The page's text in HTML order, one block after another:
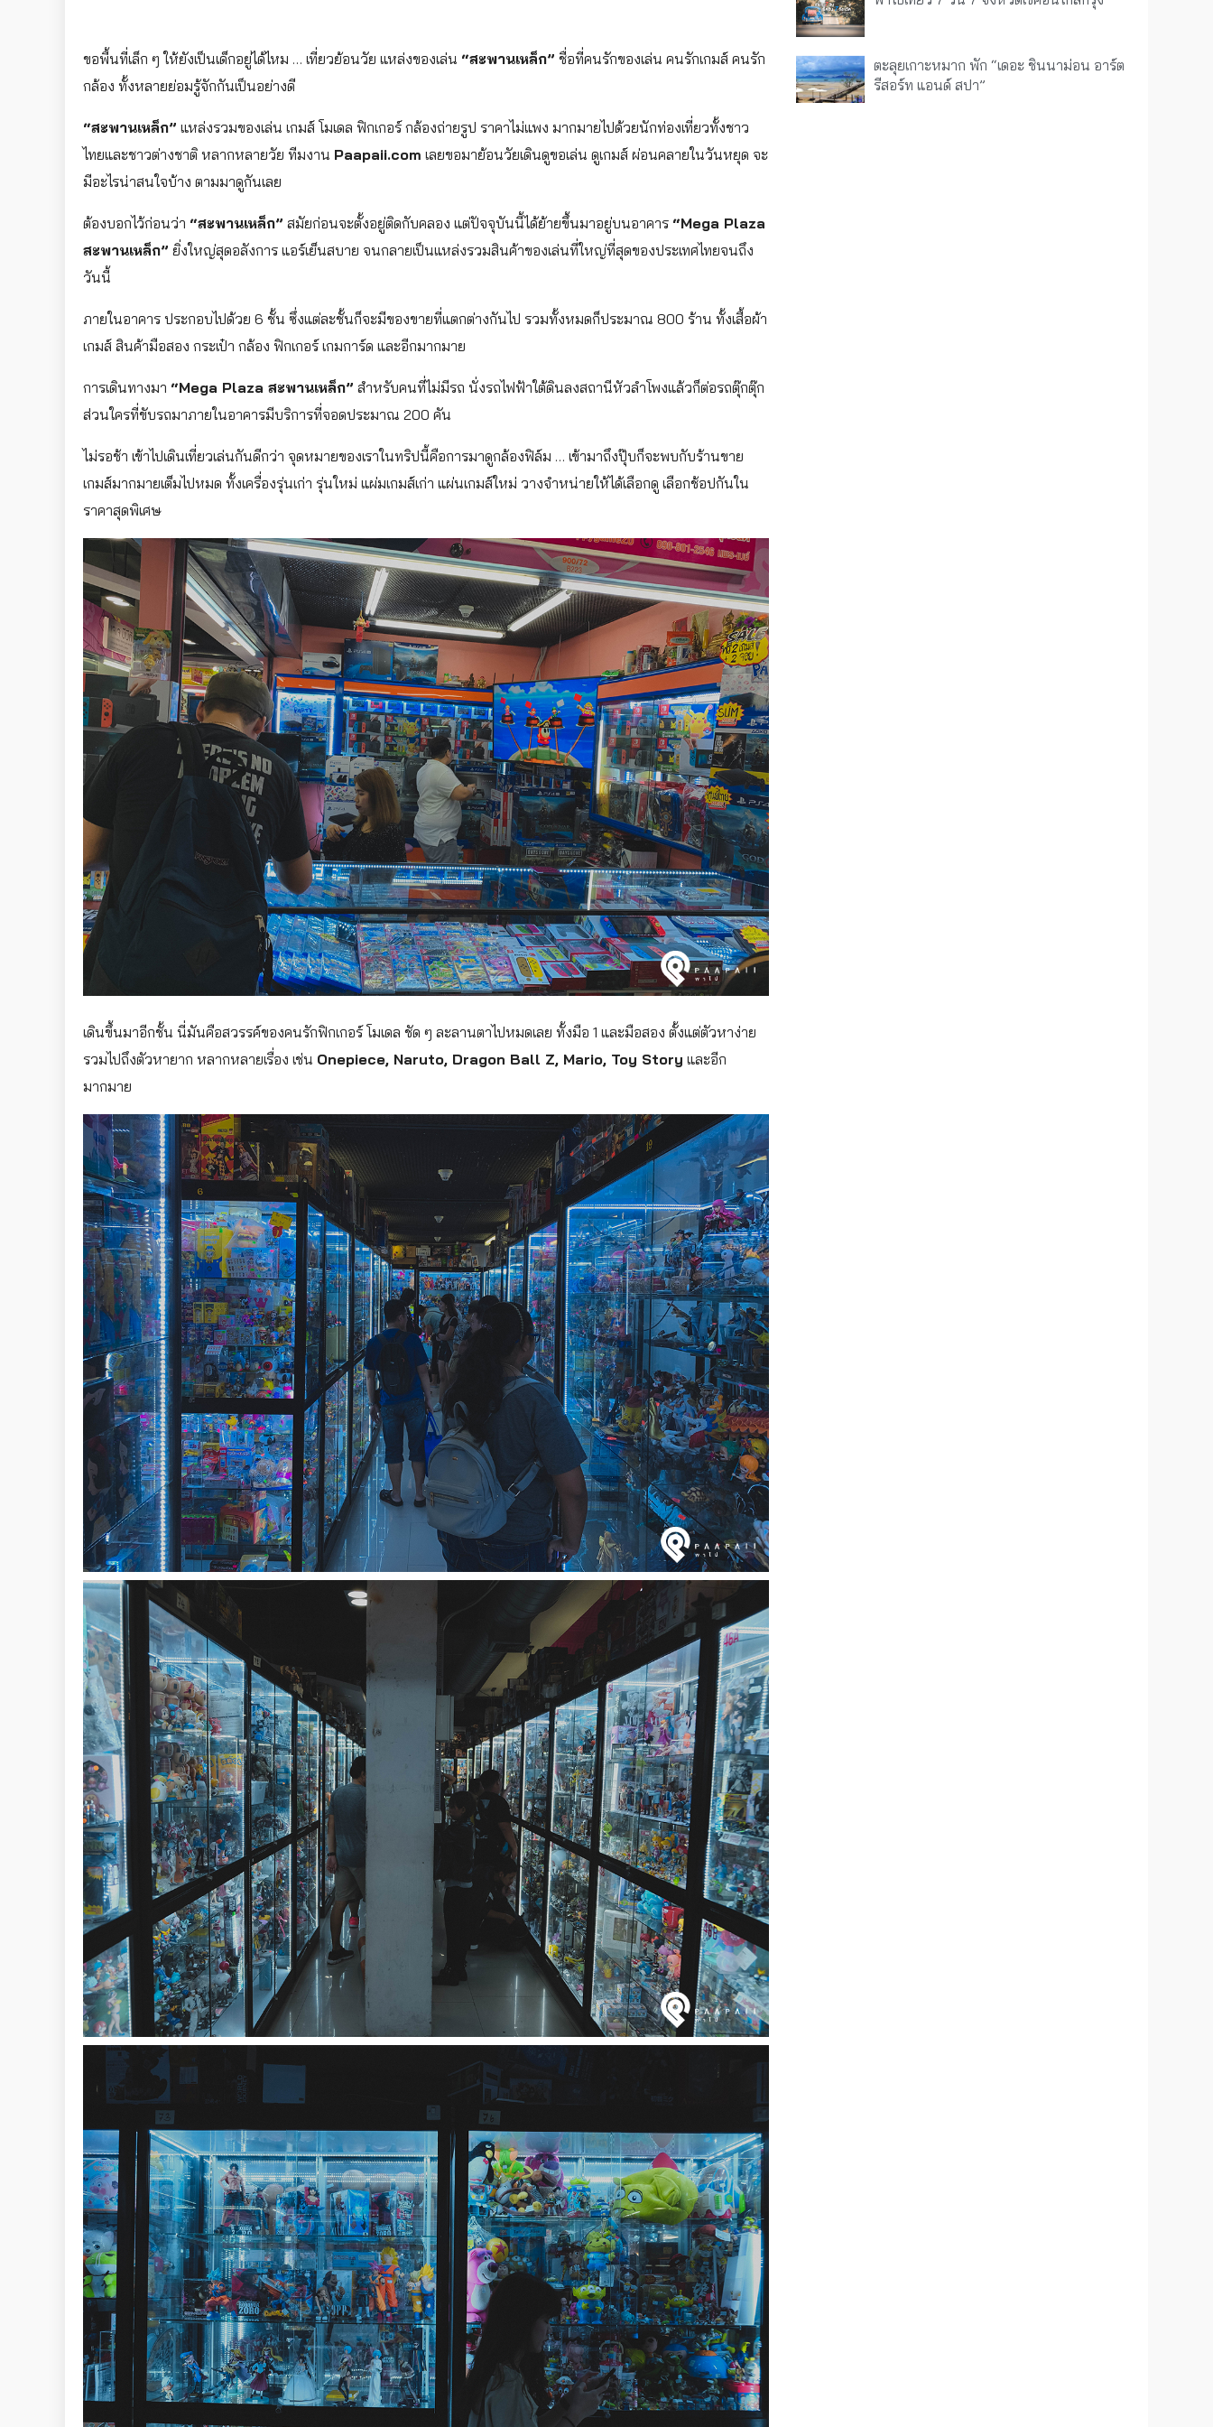
ขอพื้นที่เล็ก ๆ ให้ยังเป็นเด็กอยู่ได้ไหม … เที่ยวย้อนวัย แหล่งของเล่น “สะพานเหล็ก” ชื่อที่คนรักของเล่น คนรักเกมส์ คนรัก
กล้อง ทั้งหลายย่อมรู้จักกันเป็นอย่างดี
“สะพานเหล็ก” แหล่งรวมของเล่น เกมส์ โมเดล ฟิกเกอร์ กล้องถ่ายรูป ราคาไม่แพง มากมายไปด้วยนักท่องเที่ยวทั้งชาว
ไทยและชาวต่างชาติ หลากหลายวัย ทีมงาน Paapaii.com เลยขอมาย้อนวัยเดินดูขอเล่น ดูเกมส์ ผ่อนคลายในวันหยุด จะ
มีอะไรน่าสนใจบ้าง ตามมาดูกันเลย
ต้องบอกไว้ก่อนว่า “สะพานเหล็ก” สมัยก่อนจะตั้งอยู่ติดกับคลอง แต่ปัจจุบันนี้ได้ย้ายขึ้นมาอยู่บนอาคาร “Mega Plaza
สะพานเหล็ก” ยิ่งใหญ่สุดอลังการ แอร์เย็นสบาย จนกลายเป็นแหล่งรวมสินค้าของเล่นที่ใหญ่ที่สุดของประเทศไทยจนถึง
วันนี้
ภายในอาคาร ประกอบไปด้วย 6 ชั้น ซึ่งแต่ละชั้นก็จะมีของขายที่แตกต่างกันไป รวมทั้งหมดก็ประมาณ 800 ร้าน ทั้งเสื้อผ้า
เกมส์ สินค้ามือสอง กระเป๋า กล้อง ฟิกเกอร์ เกมการ์ด และอีกมากมาย
การเดินทางมา “Mega Plaza สะพานเหล็ก” สำหรับคนที่ไม่มีรถ นั่งรถไฟฟ้าใต้ดินลงสถานีหัวลำโพงแล้วก็ต่อรถตุ๊กตุ๊ก
ส่วนใครที่ขับรถมาภายในอาคารมีบริการที่จอดประมาณ 200 คัน
ไม่รอช้า เข้าไปเดินเที่ยวเล่นกันดีกว่า จุดหมายของเราในทริปนี้คือการมาดูกล้องฟิล์ม … เข้ามาถึงปุ๊บก็จะพบกับร้านขาย
เกมส์มากมายเต็มไปหมด ทั้งเครื่องรุ่นเก่า รุ่นใหม่ แผ่มเกมส์เก่า แผ่นเกมส์ใหม่ วางจำหน่ายให้ได้เลือกดู เลือกช้อปกันใน
ราคาสุดพิเศษ
เดินขึ้นมาอีกชั้น นี่มันคือสวรรค์ของคนรักฟิกเกอร์ โมเดล ชัด ๆ ละลานตาไปหมดเลย ทั้งมือ 1 และมือสอง ตั้งแต่ตัวหาง่าย
รวมไปถึงตัวหายาก หลากหลายเรื่อง เช่น Onepiece, Naruto, Dragon Ball Z, Mario, Toy Story และอีก
มากมาย
ตะลุยเกาะหมาก พัก “เดอะ ชินนาม่อน อาร์ต
รีสอร์ท แอนด์ สปา”